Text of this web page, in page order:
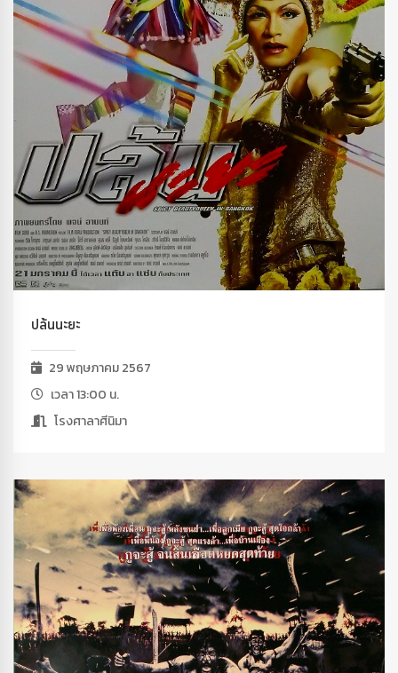
ปล้นนะยะ
29 พฤษภาคม 2567
เวลา 13:00 น.
โรงศาลาศีนิมา